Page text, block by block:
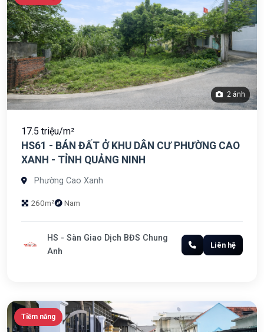
2 ảnh
17.5 triệu/m²
HS61 - BÁN ĐẤT Ở KHU DÂN CƯ PHƯỜNG CAO
XANH - TỈNH QUẢNG NINH
Phường Cao Xanh
260m² Nam
HS - Sàn Giao Dịch BĐS Chung
Anh
Liên hệ
Tiềm năng